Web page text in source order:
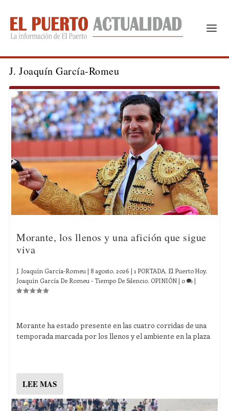
J. Joaquín García-Romeu
Morante, los llenos y una afición que sigue
viva
J. Joaquín García-Romeu | 8 agosto, 2026 |1 PORTADA, El Puerto Hoy,
Joaquín García De Romeu - Tiempo De Silencio, OPINIÓN | 0 |
Morante ha estado presente en las cuatro corridas de una
temporada marcada por los llenos y el ambiente en la plaza
LEE MAS